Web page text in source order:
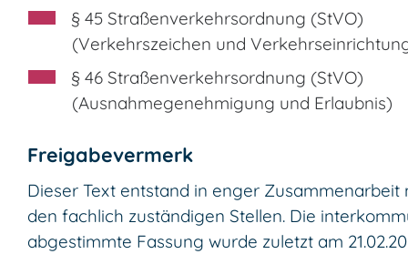
§ 45 Straßenverkehrsordnung (StVO)
(Verkehrszeichen und
§ 46 Straßenverkehrsordnung (StVO)
(Ausnahmegenehmigung und Erlaubnis)
Freigabevermerk
Dieser Text entstand in enger Zusammenarbeit
den fachlich zuständigen Stellen. Die
abgestimmte Fassung wurde zuletzt am